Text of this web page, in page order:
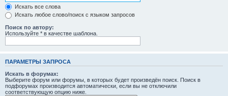
Искать все слова
Искать любое слово/поиск с языком запросов
Поиск по автору:
Используйте * в качестве шаблона.
ПАРАМЕТРЫ ЗАПРОСА
Искать в форумах:
Выберите форум или форумы, в которых будет произведён поиск. Поиск в
подфорумах производится автоматически, если вы не отключили
соответствующую опцию ниже.